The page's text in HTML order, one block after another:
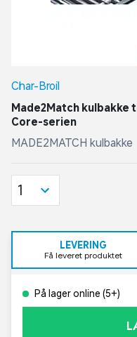
Char-Broil
Made2Match kulbakke
Core-serien
MADE2MATCH kulbakke
1
LEVERING
Få leveret produktet
På lager online (5+)